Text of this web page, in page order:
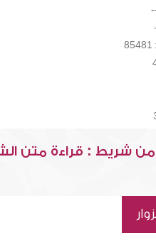
شريط : قراءة متن